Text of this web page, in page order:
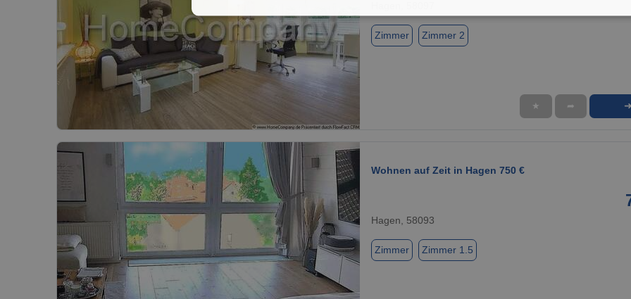
Zimmer Zimmer 2
★ ➦ ➜
Wohnen auf Zeit in Hagen 750 €
Hagen, 58093
Zimmer Zimmer 1.5